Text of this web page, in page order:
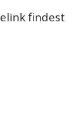
findest